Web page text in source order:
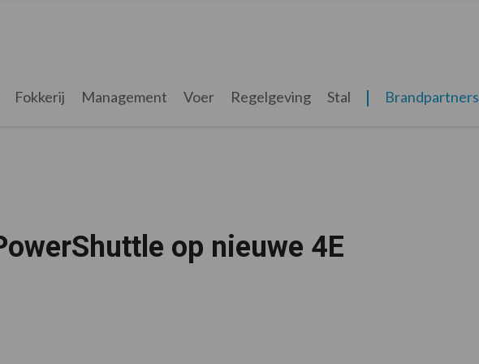
Fokkerij Management Voer Regelgeving Stal Brandpartners
op nieuwe 4E